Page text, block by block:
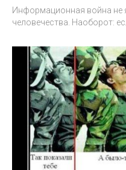
Информационная война не
человечества. Наоборот: